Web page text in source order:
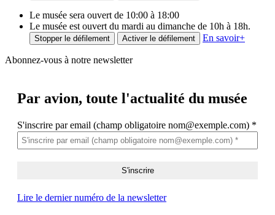
Le musée sera ouvert de 10:00 à 18:00
Le musée est ouvert du mardi au dimanche de 10h à 18h.
Stopper le défilement Activer le défilement En savoir+
Abonnez-vous à notre newsletter
Par avion, toute l'actualité du musée
S'inscrire par email (champ obligatoire nom@exemple.com) *
Lire le dernier numéro de la newsletter